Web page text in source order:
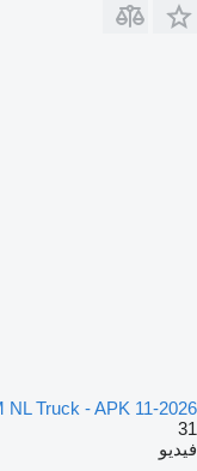
NL Truck - APK 11-2026
31
فيديو